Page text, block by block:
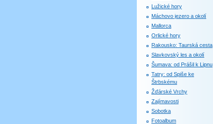
Lužické hory
Máchovo jezero a okolí
Mallorca
Orlické hory
Rakousko: Taurská cesta
Slavkovský les a okolí
Šumava: od Prášil k Lipnu
Tatry: od Spiše ke
Štrbskému
Žďárské Vrchy
Zajímavosti
Sobotka
Fotoalbum